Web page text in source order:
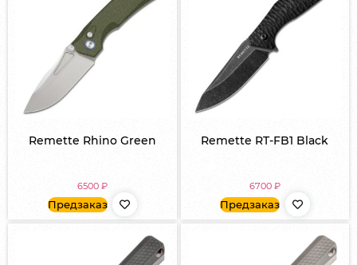
Remette Rhino Green
6500 ₽
Предзаказ
Remette RT-FB1 Black
6700 ₽
Предзаказ